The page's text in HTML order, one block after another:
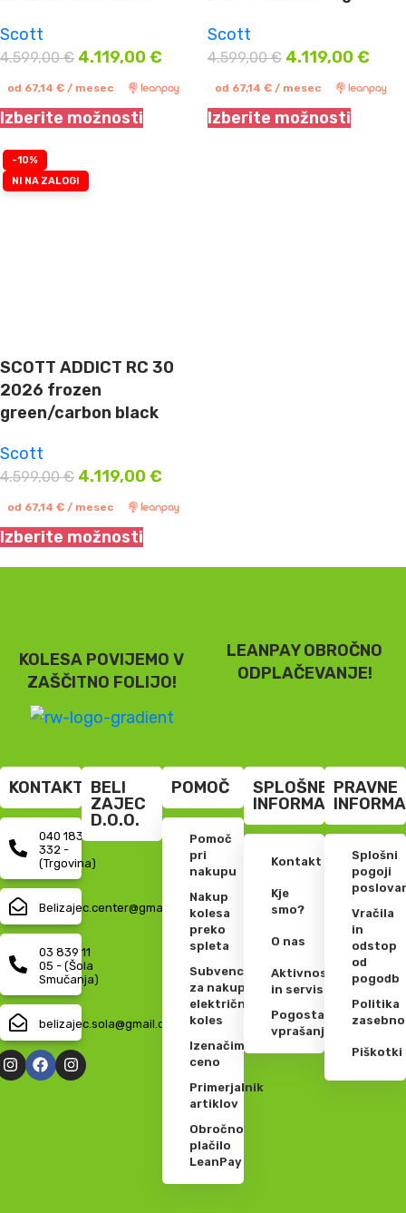
Scott
4.599,00€ 4.119,00 €
od 67,14 € / mesec
Izberite možnosti
Scott
4.599,00€ 4.119,00 €
od 67,14 € / mesec
Izberite možnosti
-10%
NI NA ZALOGI
SCOTT ADDICT RC 30
2026 frozen
green/carbon black
Scott
4.599,00€ 4.119,00 €
od 67,14 € / mesec
Izberite možnosti
KOLESA POVIJEMO V
ZAŠČITNO FOLIJO!
LEANPAY OBROČNO
ODPLAČEVANJE!
KONTAKT
040 183
332 -
(Trgovina)
Belizajec.center@gmail.com
03 839 11
05 - (Šola
Smučanja)
belizajec.sola@gmail.com
BELI
ZAJEC
D.O.O.
POMOČ
Pomoč
pri
nakupu
Nakup
kolesa
preko
spleta
Subvencije
za nakup
električnih
koles
Izenačimo
ceno
Primerjalnik
artiklov
Obročno
plačilo
LeanPay
SPLOŠNE
INFORMACIJE
Kontakt
Kje
smo?
O nas
Aktivnosti
in servis
Pogosta
vprašanja
PRAVNE
Splošni
pogoji
Vračila
in
odstop
od
pogodb
Politika
Piškotki